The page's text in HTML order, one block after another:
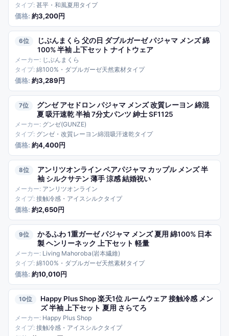
甚平・和風夏用タイプ
約3,200円
6
じぶんまくら 父の日 ダブルガーゼ パジャマ メンズ 綿
100% 半袖 上下セット ナイトウェア
じぶんまくら
綿100%・ダブルガーゼ天然素材タイプ
約3,289円
7
グンゼ アセドロン パジャマ メンズ 改質レーヨン 綿混
夏 吸汗速乾 半袖 7分丈パンツ 紳士 SF1125
グンゼ(GUNZE)
グンゼ・改質レーヨン綿混吸汗速乾タイプ
約4,400円
8
アンリツオンライン ペアパジャマ カップル メンズ 半
袖 シルクサテン 薄手 涼感 結婚祝い
アンリツオンライン
接触冷感・アイスシルクタイプ
約2,650円
9
かるふわ 1重ガーゼ パジャマ メンズ 夏用 綿100% 日本
製 ヘンリーネック 上下セット 軽量
Living Mahoroba(岩本繊維)
綿100%・ダブルガーゼ天然素材タイプ
約10,010円
10
Happy Plus Shop 楽天1位 ルームウェア 接触冷感 メン
ズ 半袖 上下セット 夏用 さらてろ
Happy Plus Shop
接触冷感・アイスシルクタイプ